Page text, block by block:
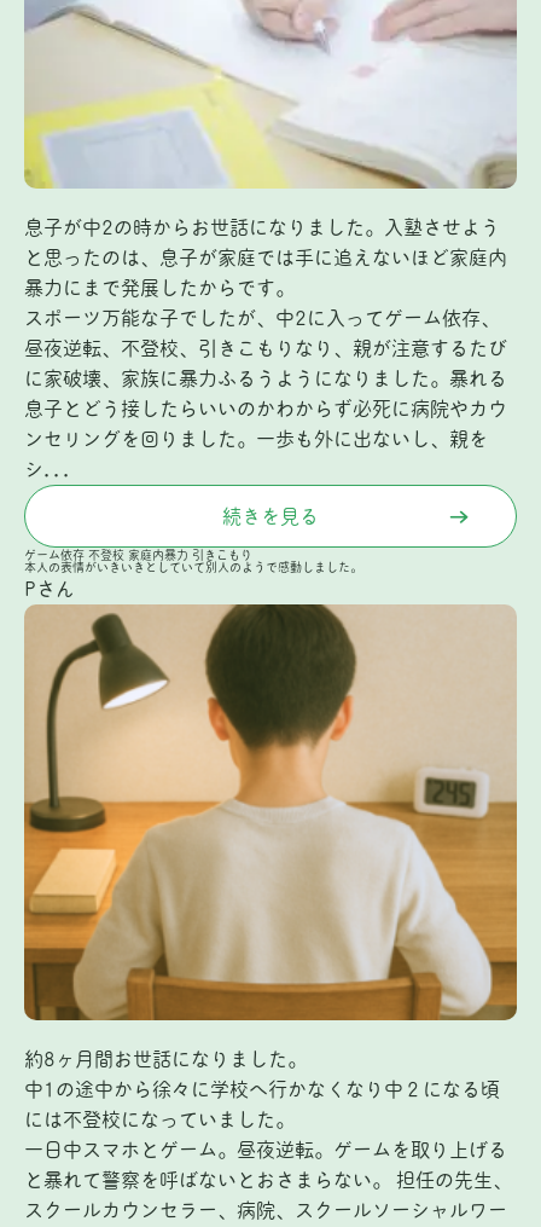
息子が中2の時からお世話になりました。入塾させよう
と思ったのは、息子が家庭では手に追えないほど家庭内
暴力にまで発展したからです。
スポーツ万能な子でしたが、中2に入ってゲーム依存、
昼夜逆転、不登校、引きこもりなり、親が注意するたび
に家破壊、家族に暴力ふるうようになりました。暴れる
息子とどう接したらいいのかわからず必死に病院やカウ
ンセリングを回りました。一歩も外に出ないし、親を
シ...
続きを見る
ゲーム依存 不登校 家庭内暴力 引きこもり
本人の表情がいきいきとしていて別人のようで感動しました。
Pさん
約8ヶ月間お世話になりました。
中1の途中から徐々に学校へ行かなくなり中２になる頃
には不登校になっていました。
一日中スマホとゲーム。昼夜逆転。ゲームを取り上げる
と暴れて警察を呼ばないとおさまらない。 担任の先生、
スクールカウンセラー、病院、スクールソーシャルワー